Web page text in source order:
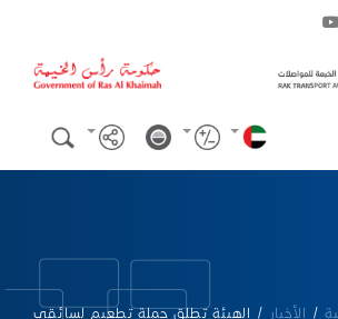
/ الأخبار / الهيئة تطلق حملة تطعيم لسائقي